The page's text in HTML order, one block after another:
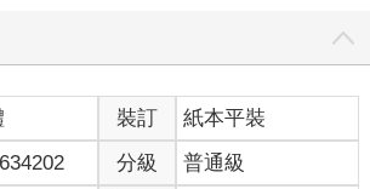
裝訂
紙本平裝
分級 普通級